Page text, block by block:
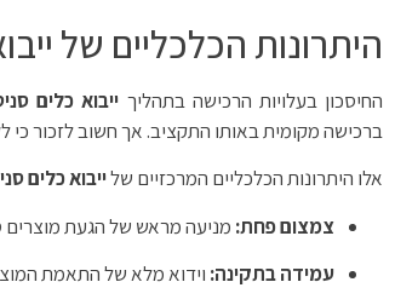
היתרונות הכלכליים של
החיסכון בעלויות הרכישה בתהליך ייבוא כלים
ברכישה מקומית באותו התקציב. אך חשוב לזכור
אלו היתרונות הכלכליים המרכזיים שלייבוא כלים
צמצום פחת: מניעה מראש של הגעת מוצרים
עמידה בתקינה: וידוא מלא של התאמת